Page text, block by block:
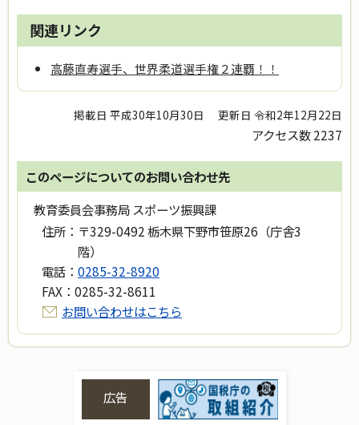
関連リンク
高藤直寿選手、世界柔道選手権２連覇！！
掲載日 平成30年10月30日 更新日 令和2年12月22日
アクセス数2237
このページについてのお問い合わせ先
教育委員会事務局 スポーツ振興課
住所： 〒329-0492 栃木県下野市笹原26（庁舎3
階）
電話： 0285-32-8920
FAX： 0285-32-8611
お問い合わせはこちら
広告